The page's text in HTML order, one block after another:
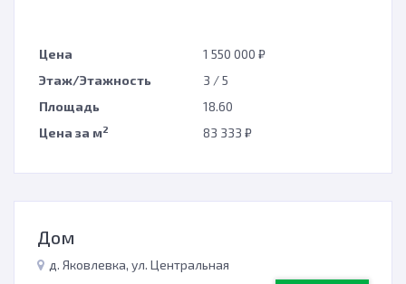
Цена
1 550 000 ₽
Этаж/Этажность
3 / 5
Площадь
18.60
Цена за м2 83 333 ₽
Дом
д. Яковлевка, ул. Центральная